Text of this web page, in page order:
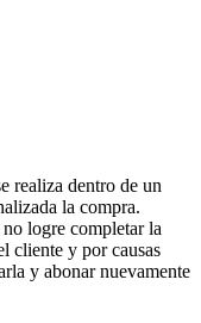
realiza dentro de un
la compra.
logre completar la
cliente y por causas
y abonar nuevamente